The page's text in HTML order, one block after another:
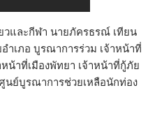
วและกีฬา นายภัครธรณ์ เทียน
เภอ บูรณาการร่วม เจ้าหน้าที่
น้าที่เมืองพัทยา เจ้าหน้าที่กู้ภัย
นย์บูรณาการช่วยเหลือนักท่อง